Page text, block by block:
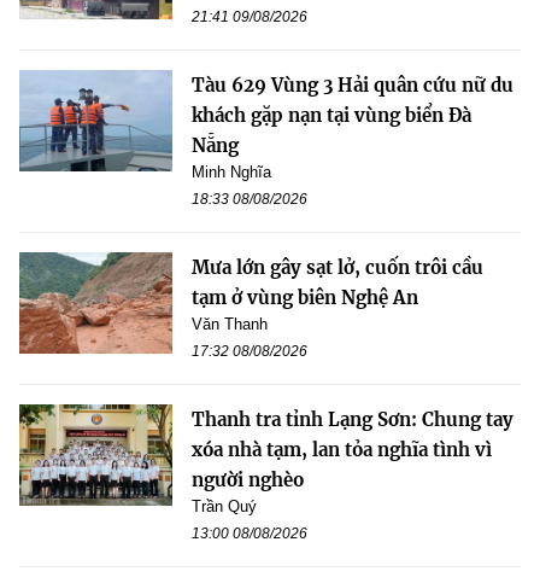
21:41 09/08/2026
Tàu 629 Vùng 3 Hải quân cứu nữ du
khách gặp nạn tại vùng biển Đà
Nẵng
Minh Nghĩa
18:33 08/08/2026
Mưa lớn gây sạt lở, cuốn trôi cầu
tạm ở vùng biên Nghệ An
Văn Thanh
17:32 08/08/2026
Thanh tra tỉnh Lạng Sơn: Chung tay
xóa nhà tạm, lan tỏa nghĩa tình vì
người nghèo
Trần Quý
13:00 08/08/2026